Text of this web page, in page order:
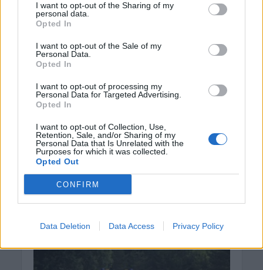
I want to opt-out of the Sharing of my
personal data.
Opted In
I want to opt-out of the Sale of my
Personal Data.
Opted In
I want to opt-out of processing my
Personal Data for Targeted Advertising.
Opted In
I want to opt-out of Collection, Use,
Retention, Sale, and/or Sharing of my
Personal Data that Is Unrelated with the
Purposes for which it was collected.
Opted Out
CONFIRM
Data Deletion Data Access Privacy Policy
Δημοφιλή αυτή την εβδομάδα